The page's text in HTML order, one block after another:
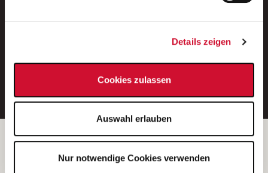
Details zeigen
Cookies zulassen
Auswahl erlauben
Nur notwendige Cookies verwenden
E-Mail-Adresse eintragen
Betreiber der Webseite
Garitz Bewirtschaftungsbetriebe GmbH